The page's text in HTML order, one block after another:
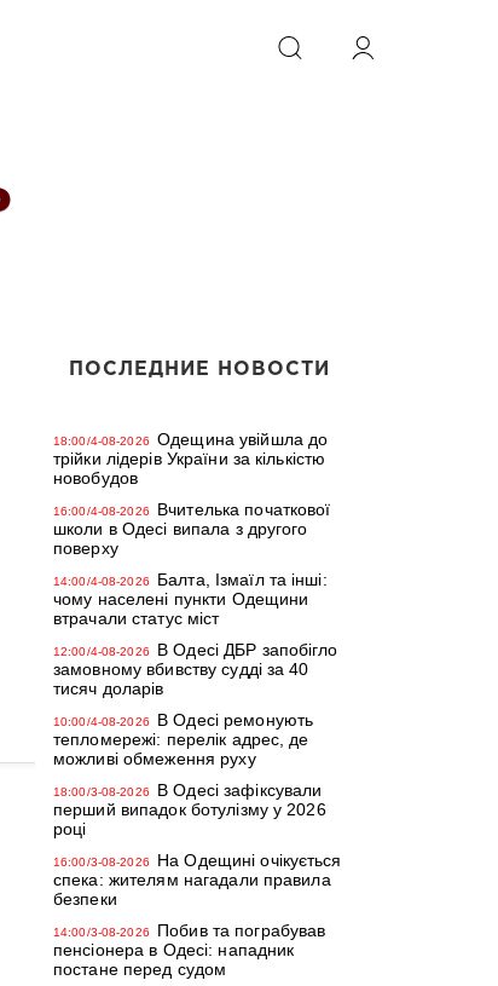
ИСКАТЬ
ПОСЛЕДНИЕ НОВОСТИ
18:00/4-08-2026
Одещина увійшла до
трійки лідерів України за кількістю
новобудов
16:00/4-08-2026
Вчителька початкової
школи в Одесі випала з другого
поверху
14:00/4-08-2026
Балта, Ізмаїл та інші:
чому населені пункти Одещини
втрачали статус міст
12:00/4-08-2026
В Одесі ДБР запобігло
замовному вбивству судді за 40
тисяч доларів
10:00/4-08-2026
В Одесі ремонують
тепломережі: перелік адрес, де
можливі обмеження руху
18:00/3-08-2026
В Одесі зафіксували
перший випадок ботулізму у 2026
році
16:00/3-08-2026
На Одещині очікується
спека: жителям нагадали правила
безпеки
14:00/3-08-2026
Побив та пограбував
пенсіонера в Одесі: нападник
постане перед судом